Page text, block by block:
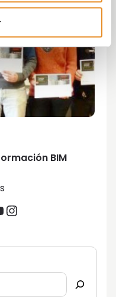
BIM
Instagram